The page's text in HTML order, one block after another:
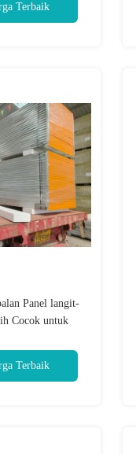
Terbaik
Panel langit-
Cocok untuk
Terbaik